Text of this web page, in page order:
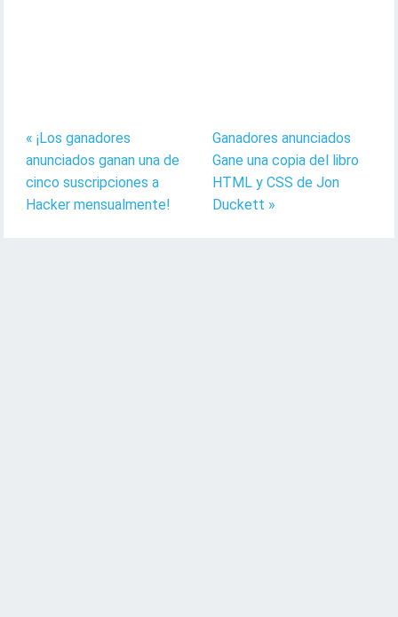
« ¡Los ganadores
anunciados ganan una de
cinco suscripciones a
Hacker mensualmente!
Ganadores anunciados
Gane una copia del libro
HTML y CSS de Jon
Duckett »